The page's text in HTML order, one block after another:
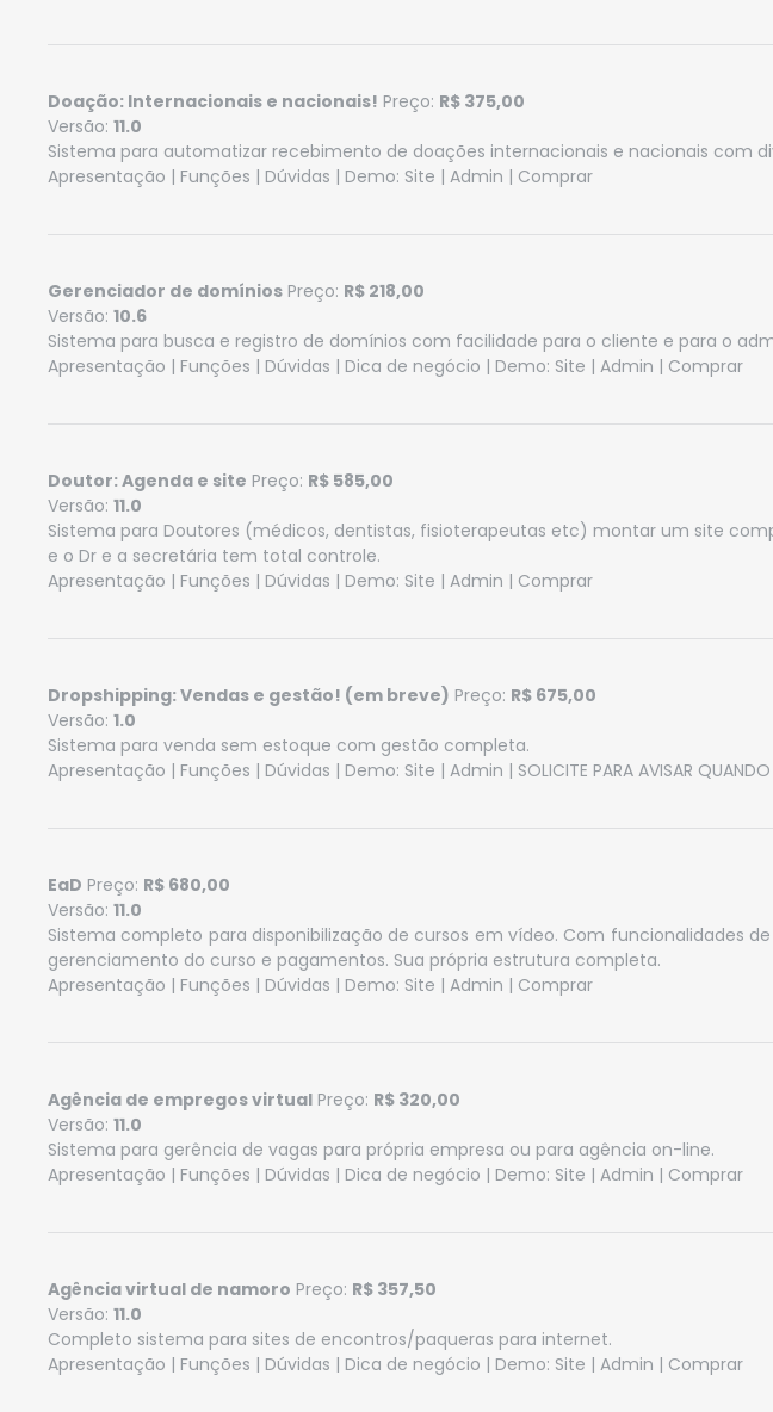
Doação: Internacionais e nacionais! Preço: R$ 375,00
Versão: 11.0
Sistema para automatizar recebimento de doações internacionais e nacionais com
Apresentação | Funções | Dúvidas | Demo: Site | Admin | Comprar
Gerenciador de domínios Preço: R$ 218,00
Versão: 10.6
Sistema para busca e registro de domínios com facilidade para o cliente e para o
Apresentação | Funções | Dúvidas | Dica de negócio | Demo: Site | Admin | Comprar
Doutor: Agenda e site Preço: R$ 585,00
Versão: 11.0
Sistema para Doutores (médicos, dentistas, fisioterapeutas etc) montar um site
e o Dr e a secretária tem total controle.
Apresentação | Funções | Dúvidas | Demo: Site | Admin | Comprar
Dropshipping: Vendas e gestão! (em breve) Preço: R$ 675,00
Versão: 1.0
Sistema para venda sem estoque com gestão completa.
Apresentação | Funções | Dúvidas | Demo: Site | Admin | SOLICITE PARA AVISAR
EaD Preço: R$ 680,00
Versão: 11.0
Sistema completo para disponibilização de cursos em vídeo. Com funcionalidades
gerenciamento do curso e pagamentos. Sua própria estrutura completa.
Apresentação | Funções | Dúvidas | Demo: Site | Admin | Comprar
Agência de empregos virtual Preço: R$ 320,00
Versão: 11.0
Sistema para gerência de vagas para própria empresa ou para agência on-line.
Apresentação | Funções | Dúvidas | Dica de negócio | Demo: Site | Admin | Comprar
Agência virtual de namoro Preço: R$ 357,50
Versão: 11.0
Completo sistema para sites de encontros/paqueras para internet.
Apresentação | Funções | Dúvidas | Dica de negócio | Demo: Site | Admin | Comprar